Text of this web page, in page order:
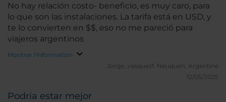
No hay relación costo- beneficio, es muy caro, para
lo que son las instalaciones. La tarifa está en USD, y
te lo convierten en $$, eso no me pareció para
viajeros argentinos
Montrer l'information
Jorge_vasquezf. Neuquen, Argentine
12/05/2025
Podria estar mejor